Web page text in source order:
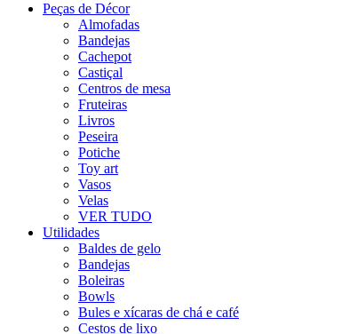
Peças de Décor
Almofadas
Bandejas
Cachepot
Castiçal
Centros de mesa
Fruteiras
Livros
Peseira
Potiche
Toy art
Vasos
Velas
VER TUDO
Utilidades
Baldes de gelo
Bandejas
Boleiras
Bowls
Bules e xícaras de chá e café
Cestos de lixo